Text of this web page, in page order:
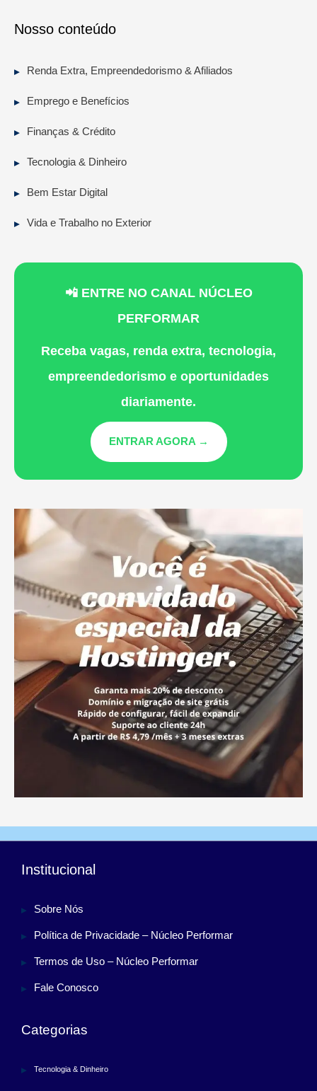
Nosso conteúdo
Renda Extra, Empreendedorismo & Afiliados
Emprego e Benefícios
Finanças & Crédito
Tecnologia & Dinheiro
Bem Estar Digital
Vida e Trabalho no Exterior
📲 ENTRE NO CANAL NÚCLEO
PERFORMAR
Receba vagas, renda extra, tecnologia,
empreendedorismo e oportunidades
diariamente.
ENTRAR AGORA →
Institucional
Sobre Nós
Política de Privacidade – Núcleo Performar
Termos de Uso – Núcleo Performar
Fale Conosco
Categorias
Tecnologia & Dinheiro